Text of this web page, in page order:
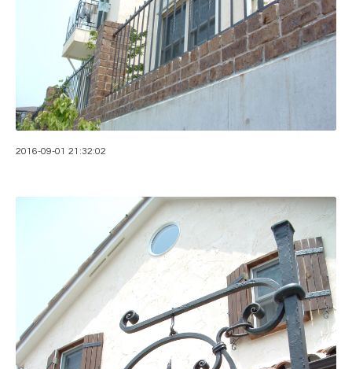
2016-09-01 21:32:02